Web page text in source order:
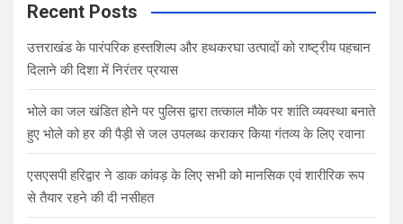
Recent Posts
उत्तराखंड के पारंपरिक हस्तशिल्प और हथकरघा उत्पादों को राष्ट्रीय पहचान
दिलाने की दिशा में निरंतर प्रयास
भोले का जल खंडित होने पर पुलिस द्वारा तत्काल मौके पर शांति व्यवस्था बनाते
हुए भोले को हर की पैड़ी से जल उपलब्ध कराकर किया गंतव्य के लिए रवाना
एसएसपी हरिद्वार ने डाक कांवड़ के लिए सभी को मानसिक एवं शारीरिक रूप
से तैयार रहने की दी नसीहत